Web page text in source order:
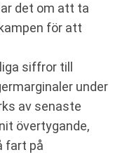
det om att ta
för att
siffror till
under
av senaste
övertygande,
fart på